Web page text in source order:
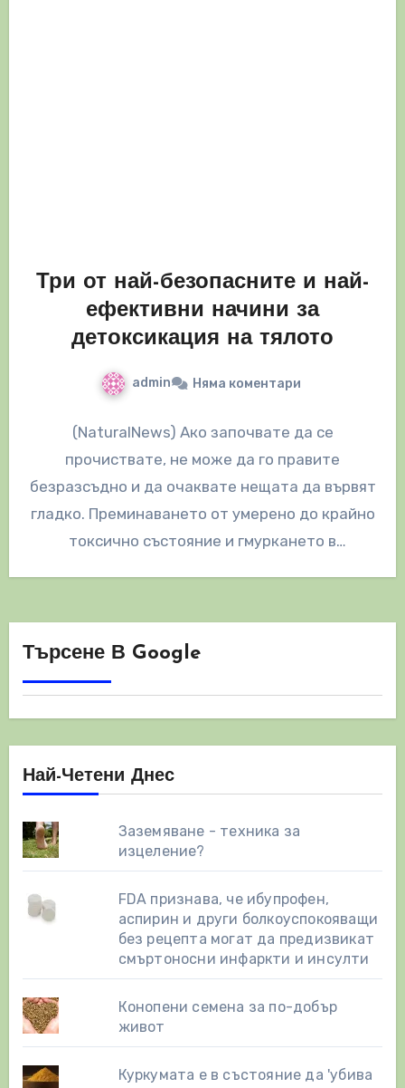
Три от най-безопасните и най-
ефективни начини за
детоксикация на тялото
admin Няма коментари
(NaturalNews) Ако започвате да се
прочиствате, не може да го правите
безразсъдно и да очаквате нещата да вървят
гладко. Преминаването от умерено до крайно
токсично състояние и гмуркането в
Търсене В Google
Най-Четени Днес
Заземяване - техника за
изцеление?
FDA признава, че ибупрофен,
аспирин и други болкоуспокояващи
без рецепта могат да предизвикат
смъртоносни инфаркти и инсулти
Конопени семена за по-добър
живот
Куркумата е в състояние да 'убива